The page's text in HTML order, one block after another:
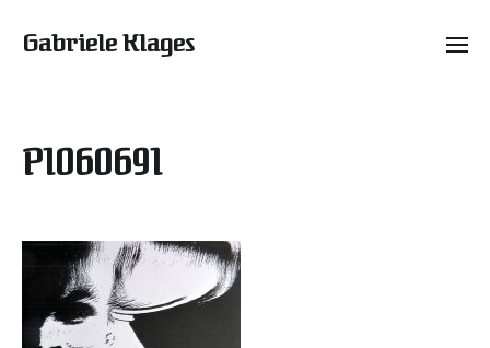
Gabriele Klages
P1060691